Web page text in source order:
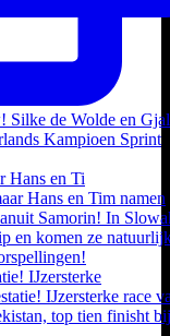
Hans en Ti
IJzersterke